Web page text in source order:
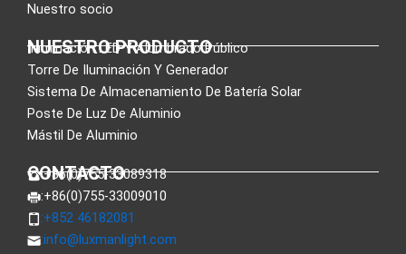
Nuestro socio
NUESTRO PRODUCTO
Iluminación LED Y Alumbrado Público
Torre De Iluminación Y Generador
Sistema De Almacenamiento De Batería Solar
Poste De Luz De Aluminio
Mástil De Aluminio
CONTACTO
:+86(0)755-33089318
:+86(0)755-33009010
:+852 46182081
:info@luxmanlight.com